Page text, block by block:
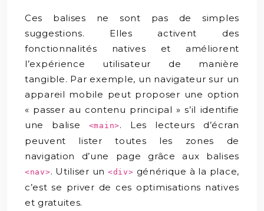
Ces balises ne sont pas de simples
suggestions. Elles activent des
fonctionnalités natives et améliorent
l’expérience utilisateur de manière
tangible. Par exemple, un navigateur sur un
appareil mobile peut proposer une option
« passer au contenu principal » s’il identifie
une balise
<main>. Les lecteurs d’écran
peuvent lister toutes les zones de
navigation d’une page grâce aux balises
<nav>. Utiliser un<div> générique à la place,
c’est se priver de ces optimisations natives
et gratuites.